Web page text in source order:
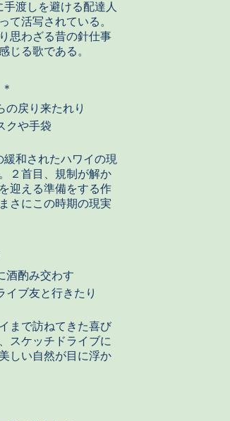
渡しを避ける配達人
て活写されている。
思わざる昔の針仕事
じる歌である。
の戻り来たれり
クや手袋
和されたハワイの現
２首目、規制が解か
迎える準備をする作
さにこの時期の現実
酒酌み交わす
イブ友と行きたり
まで訪ねてきた喜び
スケッチドライブに
しい自然が目に浮か